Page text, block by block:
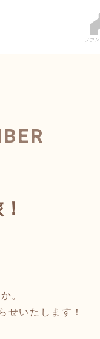
。
せいたします！